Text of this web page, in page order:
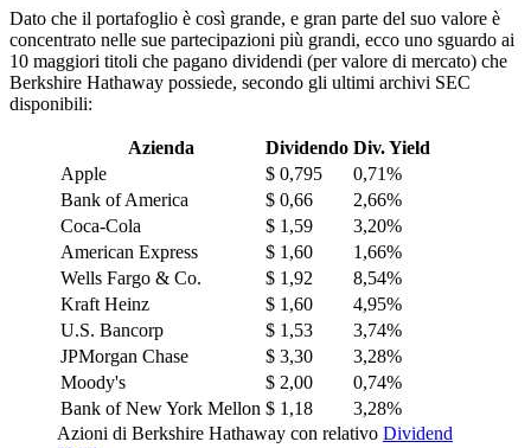
Dato che il portafoglio è così grande, e gran parte del suo valore è
concentrato nelle sue partecipazioni più grandi, ecco uno sguardo ai
10 maggiori titoli che pagano dividendi (per valore di mercato) che
Berkshire Hathaway possiede, secondo gli ultimi archivi SEC
disponibili:
Azienda Dividendo Div. Yield
Apple
$ 0,795
0,71%
Bank of America
$ 0,66
2,66%
Coca-Cola
$ 1,59
3,20%
American Express
$ 1,60
1,66%
Wells Fargo & Co.
$ 1,92
8,54%
Kraft Heinz
$ 1,60
4,95%
U.S. Bancorp
$ 1,53
3,74%
JPMorgan Chase
$ 3,30
3,28%
Moody's
$ 2,00
0,74%
Bank of New York Mellon $ 1,18
3,28%
Azioni di Berkshire Hathaway con relativo Dividend